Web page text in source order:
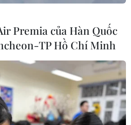
dân
sinh không
thu, ép buộc
Premia của Hàn Quốc
TP Hồ Chí Minh